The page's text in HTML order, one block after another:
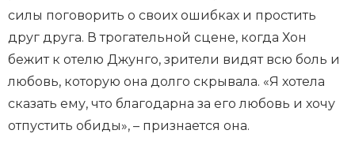
силы поговорить о своих ошибках и простить
друг друга. В трогательной сцене, когда Хон
бежит к отелю Джунго, зрители видят всю боль и
любовь, которую она долго скрывала. «Я хотела
сказать ему, что благодарна за его любовь и хочу
отпустить обиды», – признается она.